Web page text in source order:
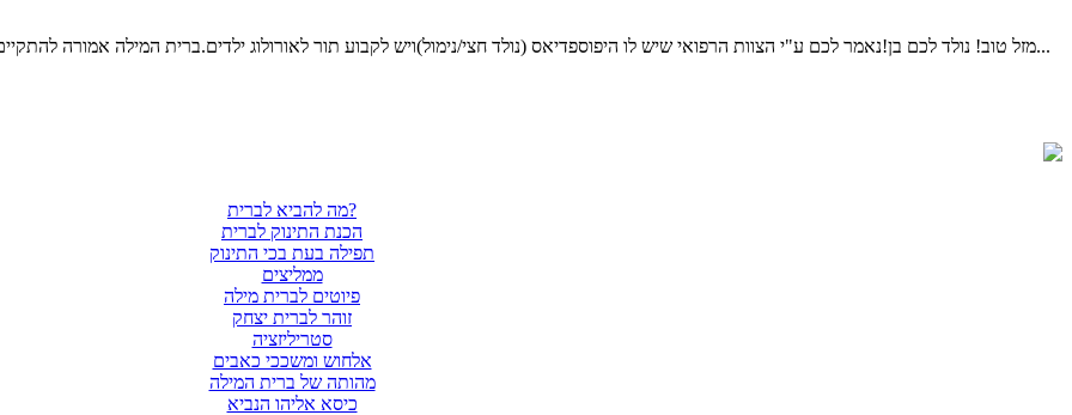
מזל טוב! נולד לכם בן!נאמר לכם ע"י הצוות הרפואי שיש לו היפוספדיאס (נולד חצי/נימול)ויש לקבוע תור לאורולוג ילדים.ברית המילה אמורה להתקיים עוד מספר ימים, עולים לכם הרבה שאלות וחששות,מה ההשלכות...
מה להביא לברית?
הכנת התינוק לברית
תפילה בעת בכי התינוק
ממליצים
פיוטים לברית מילה
זוהר לברית יצחק
סטריליזציה
אלחוש ומשככי כאבים
מהותה של ברית המילה
כיסא אליהו הנביא